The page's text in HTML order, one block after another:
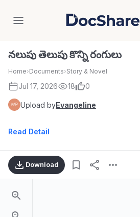
DocShare
నలుపు తెలుపు కొన్ని రంగులు
Home›Documents›Story & Novel
Jul 17, 2026 18 0
Upload byEvangeline
Read Detail
Download